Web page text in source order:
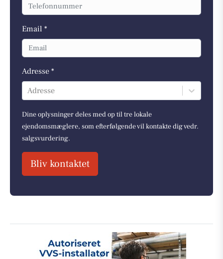
Email *
Adresse *
Adresse
Dine oplysninger deles med op til tre lokale
ejendomsmæglere, som efterfølgende vil kontakte dig vedr.
salgsvurdering.
Bliv kontaktet